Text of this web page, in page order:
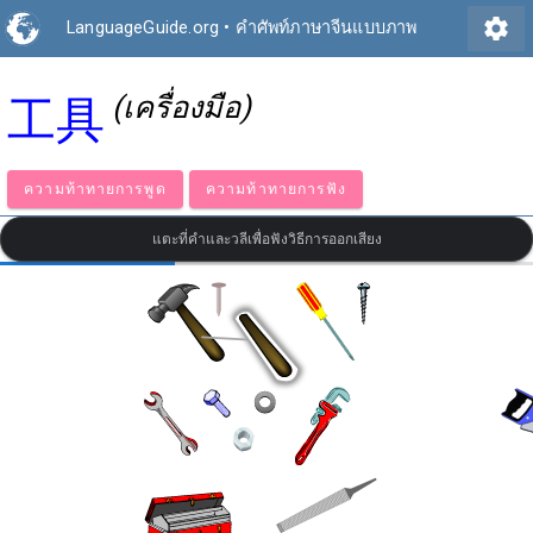
LanguageGuide.org • คำศัพท์ภาษาจีนแบบภาพ settings
工具 (เครื่องมือ)
ความท้าทายการพูด ความท้าทายการฟัง
แตะที่คำและวลีเพื่อฟังวิธีการออกเสียง